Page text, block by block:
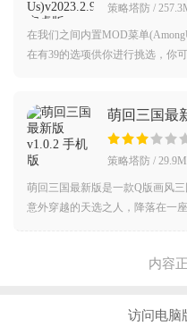
策略塔防 /
在我们之间内置MOD菜单
在有39的选项供你进行挑选，你
萌回三国最
策略塔防 /
萌回三国最新版是一款Q版画风
意外穿越的天选之人，降落在一
内容
访问电脑